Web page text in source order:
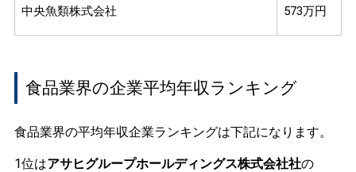
中央魚類株式会社 573万円
食品業界の企業平均年収ランキング
食品業界の平均年収企業ランキングは下記になります。
1位はアサヒグループホールディングス株式会社社の